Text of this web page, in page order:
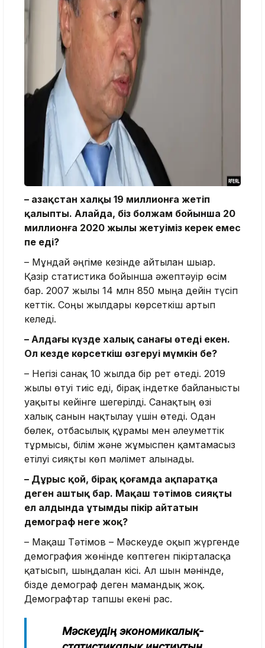
– Қазақстан халқы 19 миллионға жетіп
қалыпты. Алайда, біз болжам бойынша 20
миллионға 2020 жылы жетуіміз керек емес
пе еді?
– Мұндай әңгіме кезінде айтылған шығар.
Қазір статистика бойынша әжептәуір өсім
бар. 2007 жылы 14 млн 850 мыңға дейін түсіп
кеттік. Соңғы жылдары көрсеткіш артып
келеді.
– Алдағы күзде халық санағы өтеді екен.
Ол кезде көрсеткіш өзгеруі мүмкін бе?
– Негізі санақ 10 жылда бір рет өтеді. 2019
жылы өтуі тиіс еді, бірақ індетке байланысты
уақыты кейінге шегерілді. Санақтың өзі
халық санын нақтылау үшін өтеді. Одан
бөлек, отбасылық құрамы мен әлеуметтік
тұрмысы, білім және жұмыспен қамтамасыз
етілуі сияқты көп мәлімет алынады.
– Дұрыс қой, бірақ қоғамда ақпаратқа
деген аштық бар. Мақаш тәтімов сияқты
ел алдында ұтымды пікір айтатын
демограф неге жоқ?
– Мақаш Тәтімов – Мәскеуде оқып жүргенде
демография жөнінде көптеген пікірталасқа
қатысып, шыңдалған кісі. Ал шын мәнінде,
бізде демограф деген мамандық жоқ.
Демографтар тапшы екені рас.
Мәскеудің экономикалық-